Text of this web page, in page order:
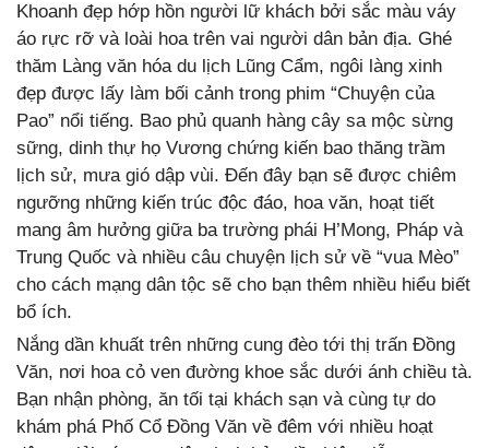
Khoanh đẹp hớp hồn người lữ khách bởi sắc màu váy
áo rực rỡ và loài hoa trên vai người dân bản địa. Ghé
thăm Làng văn hóa du lịch Lũng Cẩm, ngôi làng xinh
đẹp được lấy làm bối cảnh trong phim “Chuyện của
Pao” nổi tiếng. Bao phủ quanh hàng cây sa mộc sừng
sững, dinh thự họ Vương chứng kiến bao thăng trầm
lịch sử, mưa gió dập vùi. Đến đây bạn sẽ được chiêm
ngưỡng những kiến trúc độc đáo, hoa văn, hoạt tiết
mang âm hưởng giữa ba trường phái H’Mong, Pháp và
Trung Quốc và nhiều câu chuyện lịch sử về “vua Mèo”
cho cách mạng dân tộc sẽ cho bạn thêm nhiều hiểu biết
bổ ích.
Nắng dần khuất trên những cung đèo tới thị trấn Đồng
Văn, nơi hoa cỏ ven đường khoe sắc dưới ánh chiều tà.
Bạn nhận phòng, ăn tối tại khách sạn và cùng tự do
khám phá Phố Cổ Đồng Văn về đêm với nhiều hoạt